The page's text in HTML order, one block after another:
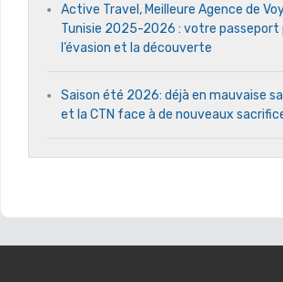
Active Travel, Meilleure Agence de
Tunisie 2025-2026 : votre passeport
l’évasion et la découverte
Saison été 2026: déjà en mauvaise
et la CTN face à de nouveaux